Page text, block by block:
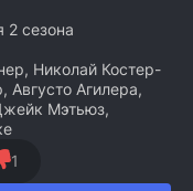
2 сезона
Николай Костер-
Августо Агилера,
Мэтьюз,
1